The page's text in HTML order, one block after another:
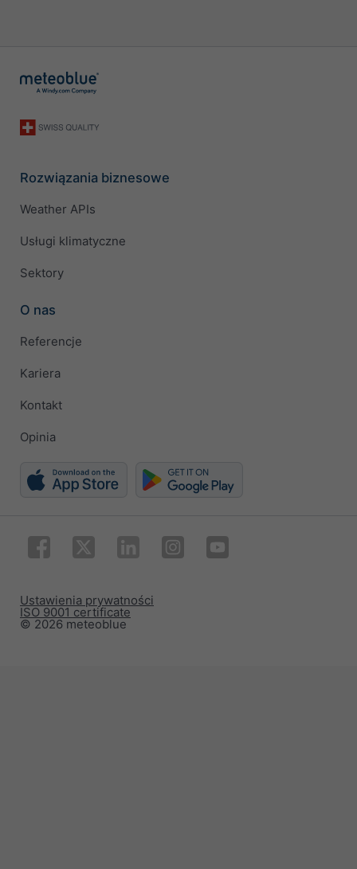
Rozwiązania biznesowe
Weather APIs
Usługi klimatyczne
Sektory
O nas
Referencje
Kariera
Kontakt
Opinia
© 2026 meteoblue
ISO 9001 certificate
Ustawienia prywatności